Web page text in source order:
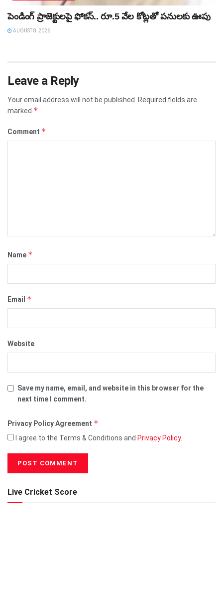
పెండింగ్‌ ప్రాజెక్టులపై ఫోకస్‌.. రూ.5 వేల కోట్లతో పనులకు ఊపు
AUGUST 8, 2026
Leave a Reply
Your email address will not be published.
Required fields are
marked *
Comment *
Name *
Email *
Website
Save my name, email, and website in this browser for the
next time I comment.
Privacy Policy Agreement *
I agree to the Terms & Conditions and Privacy Policy.
Live Cricket Score